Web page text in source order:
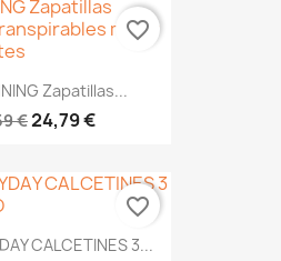
Zapatillas...
€24,79 €
favorite_border
CALCETINES 3...
favorite_border